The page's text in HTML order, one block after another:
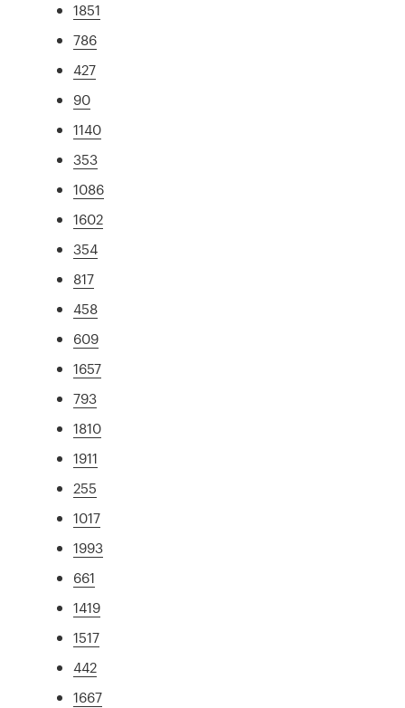
1851
786
427
90
1140
353
1086
1602
354
817
458
609
1657
793
1810
1911
255
1017
1993
661
1419
1517
442
1667